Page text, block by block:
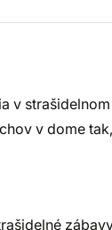
v
v dome